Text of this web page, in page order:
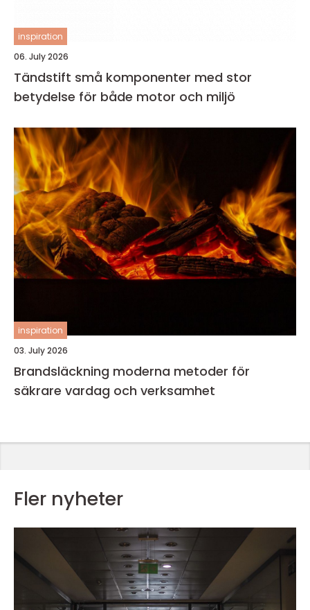
inspiration
06. July 2026
Tändstift små komponenter med stor
betydelse för både motor och miljö
inspiration
03. July 2026
Brandsläckning moderna metoder för
säkrare vardag och verksamhet
Fler nyheter